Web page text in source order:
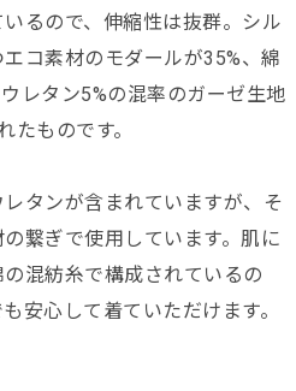
るので、伸縮性は抜群。シル
コ素材のモダールが35%、綿
レタン5%の混率のガーゼ生地
たものです。
タンが含まれていますが、そ
繋ぎで使用しています。肌に
混紡糸で構成されているの
安心して着ていただけます。